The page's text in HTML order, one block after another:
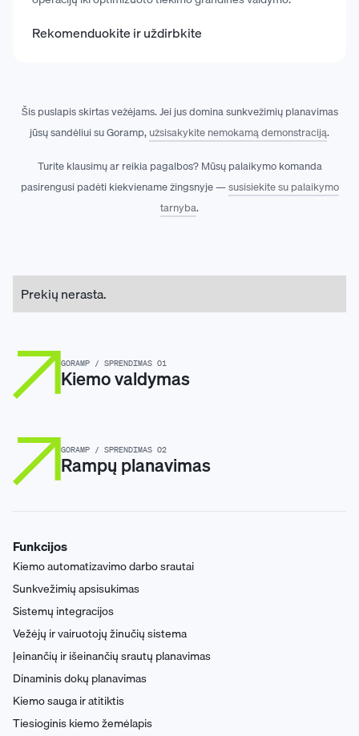
Rekomenduokite ir uždirbkite
Šis puslapis skirtas vežėjams. Jei jus domina sunkvežimių planavimas
jūsų sandėliui su Goramp, užsisakykite nemokamą demonstraciją.
Turite klausimų ar reikia pagalbos? Mūsų palaikymo komanda
pasirengusi padėti kiekviename žingsnyje —susisiekite su palaikymo
tarnyba.
Prekių nerasta.
GORAMP / SPRENDIMAS 01
Kiemo valdymas
GORAMP / SPRENDIMAS 02
Rampų planavimas
Funkcijos
Kiemo automatizavimo darbo srautai
Sunkvežimių apsisukimas
Sistemų integracijos
Vežėjų ir vairuotojų žinučių sistema
Įeinančių ir išeinančių srautų planavimas
Dinaminis dokų planavimas
Kiemo sauga ir atitiktis
Tiesioginis kiemo žemėlapis